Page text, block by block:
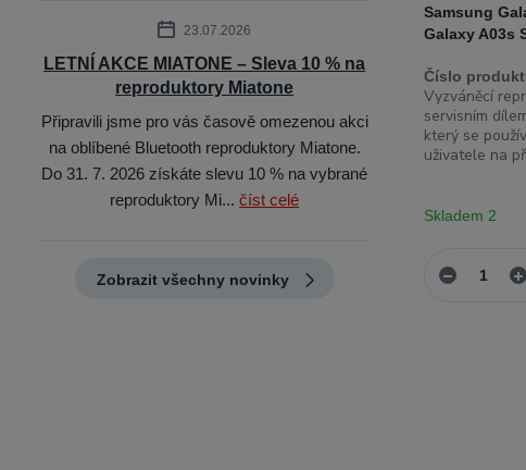
Samsung
Galaxy A03s
Číslo
Vyzváněcí
servisním
který se
uživatele na
Skladem 2
23.07.2026
LETNÍ AKCE MIATONE – Sleva 10 % na
reproduktory Miatone
Připravili jsme pro vás časově omezenou akci
na oblíbené Bluetooth reproduktory Miatone.
Do 31. 7. 2026 získáte slevu 10 % na vybrané
reproduktory Mi...číst celé
Zobrazit všechny novinky